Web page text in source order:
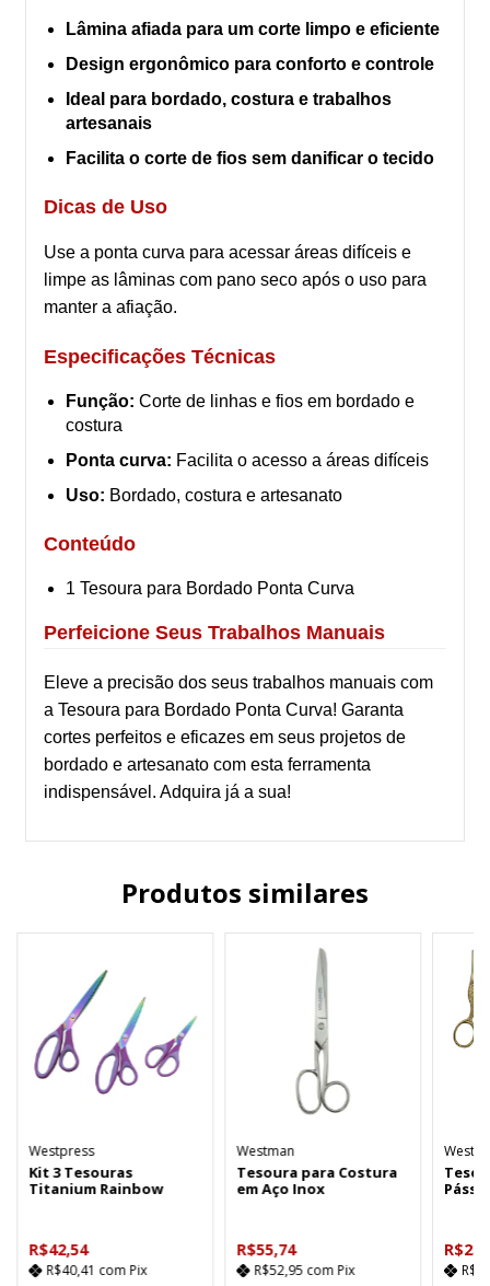
Lâmina afiada para um corte limpo e eficiente
Design ergonômico para conforto e controle
Ideal para bordado, costura e trabalhos
artesanais
Facilita o corte de fios sem danificar o tecido
Dicas de Uso
Use a ponta curva para acessar áreas difíceis e
limpe as lâminas com pano seco após o uso para
manter a afiação.
Especificações Técnicas
Função: Corte de linhas e fios em bordado e
costura
Ponta curva: Facilita o acesso a áreas difíceis
Uso: Bordado, costura e artesanato
Conteúdo
1 Tesoura para Bordado Ponta Curva
Perfeicione Seus Trabalhos Manuais
Eleve a precisão dos seus trabalhos manuais com
a Tesoura para Bordado Ponta Curva! Garanta
cortes perfeitos e eficazes em seus projetos de
bordado e artesanato com esta ferramenta
indispensável. Adquira já a sua!
Produtos similares
Westpress
Kit 3 Tesouras
Titanium Rainbow
R$42,54
R$40,41 com Pix
Westman
Tesoura para Costura
em Aço Inox
R$55,74
R$52,95 com Pix